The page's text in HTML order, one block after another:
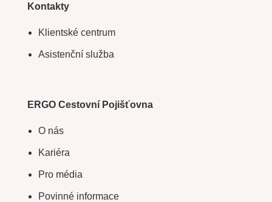
Kontakty
Klientské centrum
Asistenční služba
ERGO Cestovní Pojišťovna
O nás
Kariéra
Pro média
Povinné informace